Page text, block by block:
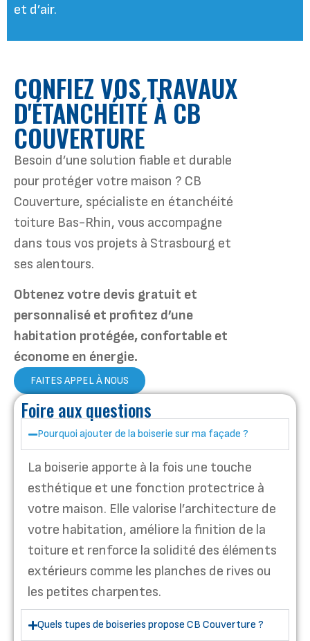
et d’air.
CONFIEZ VOS TRAVAUX
D'ÉTANCHÉITÉ À CB
COUVERTURE
Besoin d’une solution fiable et durable
pour protéger votre maison ? CB
Couverture, spécialiste en étanchéité
toiture Bas-Rhin, vous accompagne
dans tous vos projets à Strasbourg et
ses alentours.
Obtenez votre devis gratuit et
personnalisé et profitez d’une
habitation protégée, confortable et
économe en énergie.
FAITES APPEL À NOUS
Foire aux questions
Pourquoi ajouter de la boiserie sur ma façade ?
La boiserie apporte à la fois une touche
esthétique et une fonction protectrice à
votre maison. Elle valorise l’architecture de
votre habitation, améliore la finition de la
toiture et renforce la solidité des éléments
extérieurs comme les planches de rives ou
les petites charpentes.
Quels tupes de boiseries propose CB Couverture ?